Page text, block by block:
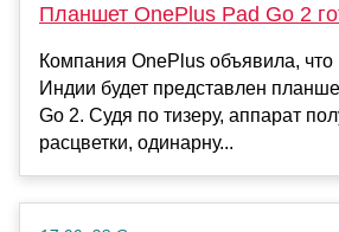
Планшет OnePlus Pad Go 2
Компания OnePlus объявила, что
Индии будет представлен
Go 2. Судя по тизеру, аппарат
расцветки, одинарну...